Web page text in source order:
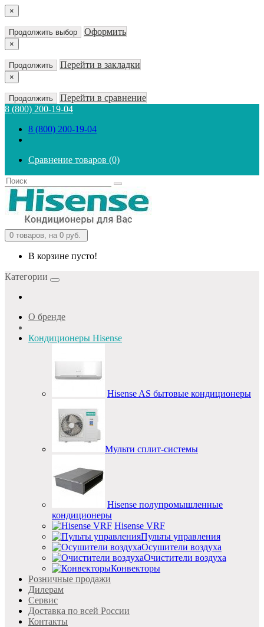
×
Продолжить выбор Оформить
×
Продолжить Перейти в закладки
×
Продолжить
Перейти в сравнение
8 (800) 200-19-04
8 (800) 200-19-04
Сравнение товаров (0)
0 товаров, на 0 руб.
В корзине пусто!
Категории
О бренде
Кондиционеры Hisense
Hisense AS бытовые кондиционеры
Мульти сплит-системы
Hisense полупромышленные
кондиционеры
Hisense VRF
Пульты управления
Осушители воздуха
Очистители воздуха
Конвекторы
Розничные продажи
Дилерам
Cервис
Доставка по всей России
Контакты